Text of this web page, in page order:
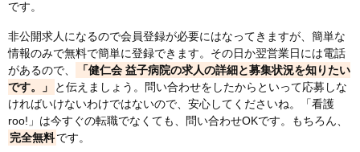
です。
非公開求人になるので会員登録が必要にはなってきますが、簡単な
情報のみで無料で簡単に登録できます。その日か翌営業日には電話
があるので、
「健仁会 益子病院の求人の詳細と募集状況を知りたい
です。」
と伝えましょう。問い合わせをしたからといって応募しな
ければいけないわけではないので、安心してくださいね。「看護
roo!」は今すぐの転職でなくても、問い合わせOKです。もちろん、
完全無料です。